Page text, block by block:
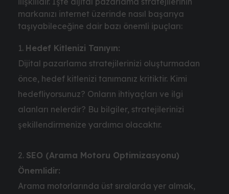
markanızı internet üzerinde nasıl başarıya
taşıyabileceğine dair bazı önemli ipuçları:
Hedef Kitlenizi Tanıyın:
Dijital pazarlama stratejilerinizi oluşturmadan
önce, hedef kitlenizi tanımanız kritiktir. Kimi
hedefliyorsunuz? Onların ihtiyaçları ve ilgi
alanları nelerdir? Bu bilgiler, stratejilerinizi
şekillendirmenize yardımcı olacaktır.
SEO (Arama Motoru Optimizasyonu)
Önemlidir:
Arama motorlarında üst sıralarda yer almak,